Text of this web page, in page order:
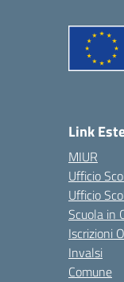
Link
MIUR
Ufficio
Ufficio
Scuola in
Iscrizioni
Invalsi
Comune